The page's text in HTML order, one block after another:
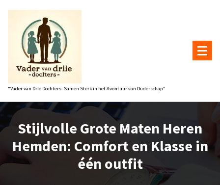
"Vader van Drie Dochters: Samen Sterk in het Avontuur van Ouderschap"
Stijlvolle Grote Maten Heren
Hemden: Comfort en Klasse in
één outfit